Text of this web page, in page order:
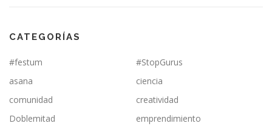
CATEGORÍAS
#festum
#StopGurus
asana
ciencia
comunidad
creatividad
Doblemitad
emprendimiento